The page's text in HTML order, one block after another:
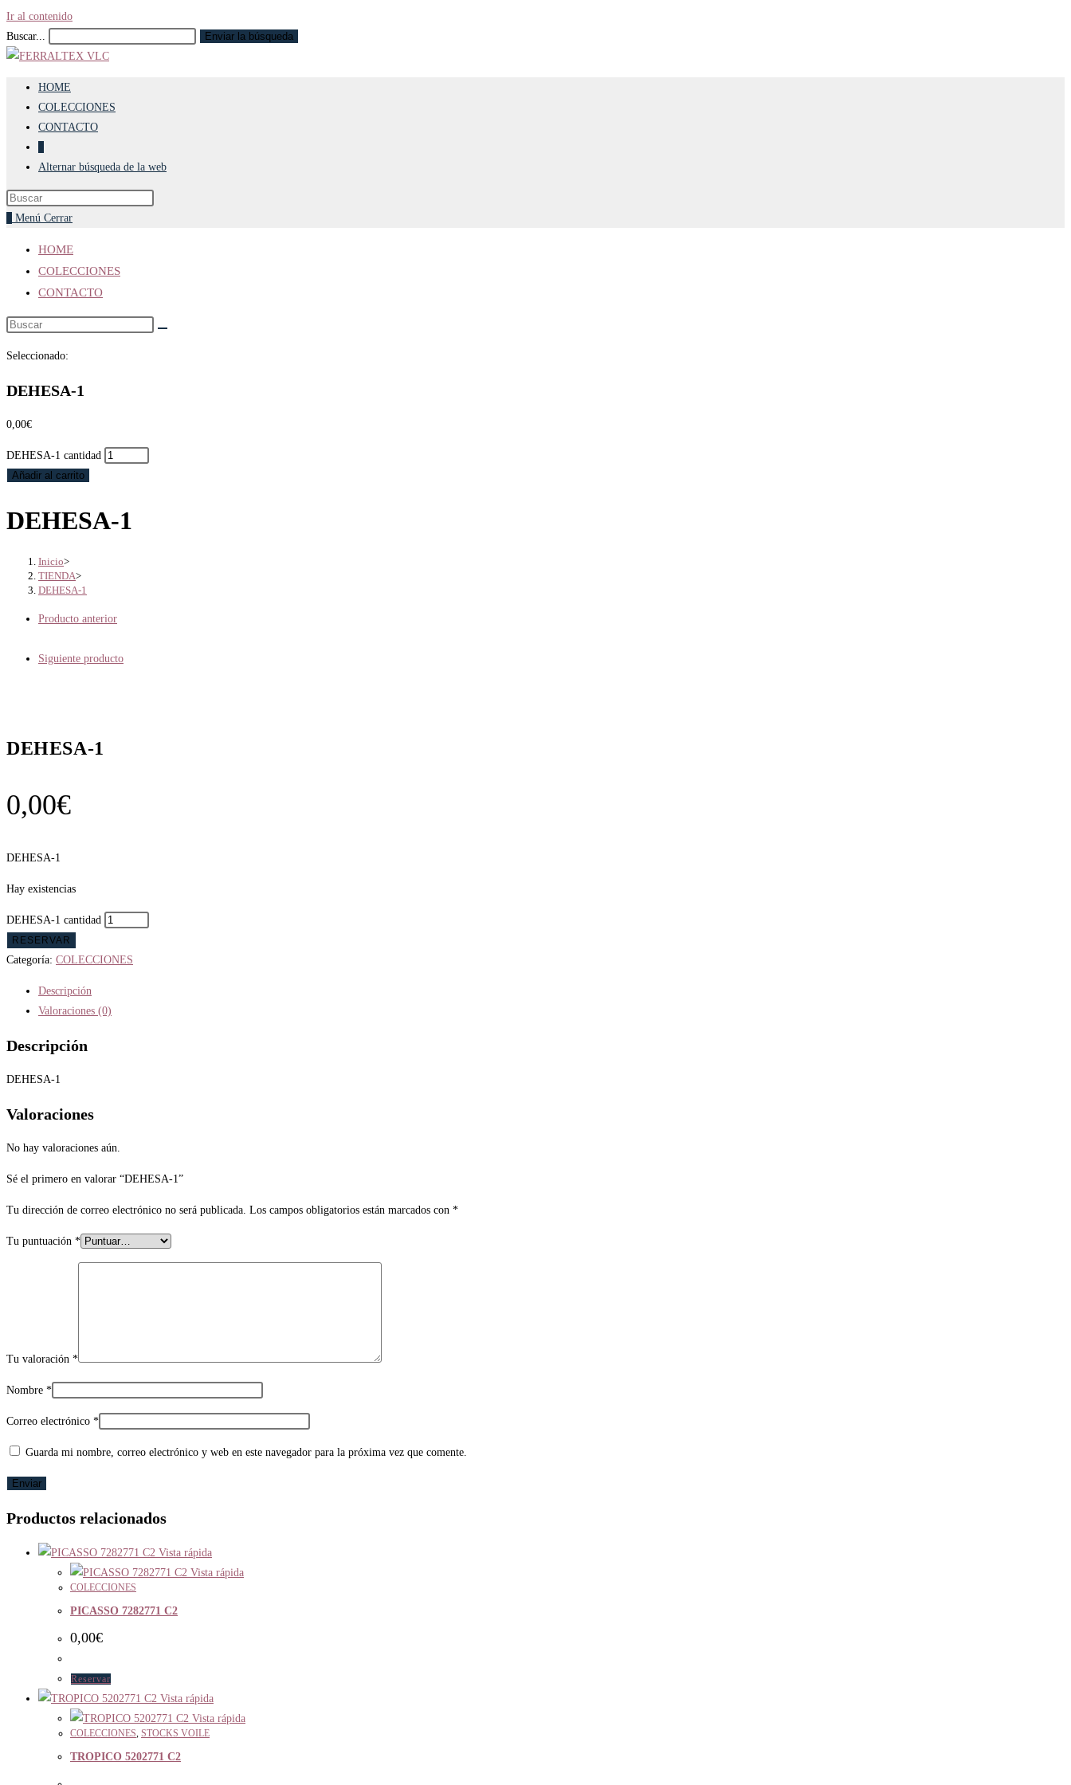
Ir al contenido
Buscar...
Enviar la búsqueda
HOME
COLECCIONES
CONTACTO
Alternar búsqueda de la web
Menú Cerrar
HOME
COLECCIONES
CONTACTO
Seleccionado:
DEHESA-1
0,00€
DEHESA-1 cantidad
Añadir al carrito
DEHESA-1
Inicio>
TIENDA>
DEHESA-1
Producto anterior
Siguiente producto
DEHESA-1
0,00€
DEHESA-1
Hay existencias
DEHESA-1 cantidad
RESERVAR
Categoría: COLECCIONES
Descripción
Valoraciones (0)
Descripción
DEHESA-1
Valoraciones
No hay valoraciones aún.
Sé el primero en valorar “DEHESA-1”
Tu dirección de correo electrónico no será publicada. Los campos obligatorios están marcados con *
Tu puntuación *
Tu valoración *
Nombre *
Correo electrónico *
Guarda mi nombre, correo electrónico y web en este navegador para la próxima vez que comente.
Productos relacionados
Vista rápida
Vista rápida
COLECCIONES
PICASSO 7282771 C2
0,00€
Reservar
Vista rápida
Vista rápida
COLECCIONES STOCKS VOILE
TROPICO 5202771 C2